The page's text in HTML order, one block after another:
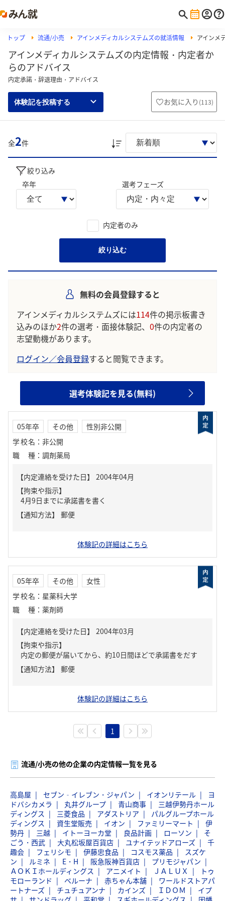
トップ 流通/小売 アインメディカルシステムズの就活情報 アインメ
アインメディカルシステムズの内定情報・内定者か
らのアドバイス
内定承諾・辞退理由・アドバイス
体験記を投稿する お気に入り (113)
全2件
絞り込み
卒年
選考フェーズ
内定者のみ
絞り込む
無料の会員登録すると
アインメディカルシステムズには114件の掲示板書き
込みのほか2件の選考・面接体験記、 0件の内定者の
志望動機があります。
ログイン／会員登録すると閲覧できます。
選考体験記を見る(無料)
05年卒 その他
性別非公開
学校名 ： 非公開
職種 ： 調剤薬局
【内定連絡を受けた日】
2004年04月
【拘束や指示】
4月9日までに承諾書を書く
【通知方法】
郵便
体験記の詳細はこちら
05年卒 その他
女性
学校名 ： 星薬科大学
職種 ： 薬剤師
【内定連絡を受けた日】
2004年03月
【拘束や指示】
内定の郵便が届いてから、約10日間ほどで承諾書をだす
【通知方法】
郵便
体験記の詳細はこちら
1
流通/小売の他の企業の内定情報一覧を見る
高島屋 セブン‐イレブン・ジャパン イオンリテール
ヨ
ドバシカメラ
丸井グループ 青山商事
三越伊勢丹ホール
ディングス
三菱食品 アダストリア
パルグループホール
ディングス
資生堂販売 イオン ファミリーマート
伊
勢丹
三越 イトーヨーカ堂 良品計画 ローソン
そ
ごう・西武
大丸松坂屋百貨店 ユナイテッドアローズ
千
趣会
フェリシモ 伊藤忠食品 コスモス薬品
スズケ
ン
ルミネ E・H 阪急阪神百貨店
プリモジャパン
ＡＯＫＩホールディングス
アニメイト ＪＡＬＵＸ
トゥ
モローランド
ベルーナ 赤ちゃん本舗
ワールドストアパ
ートナーズ
チュチュアンナ カインズ ＩＤＯＭ
イプ